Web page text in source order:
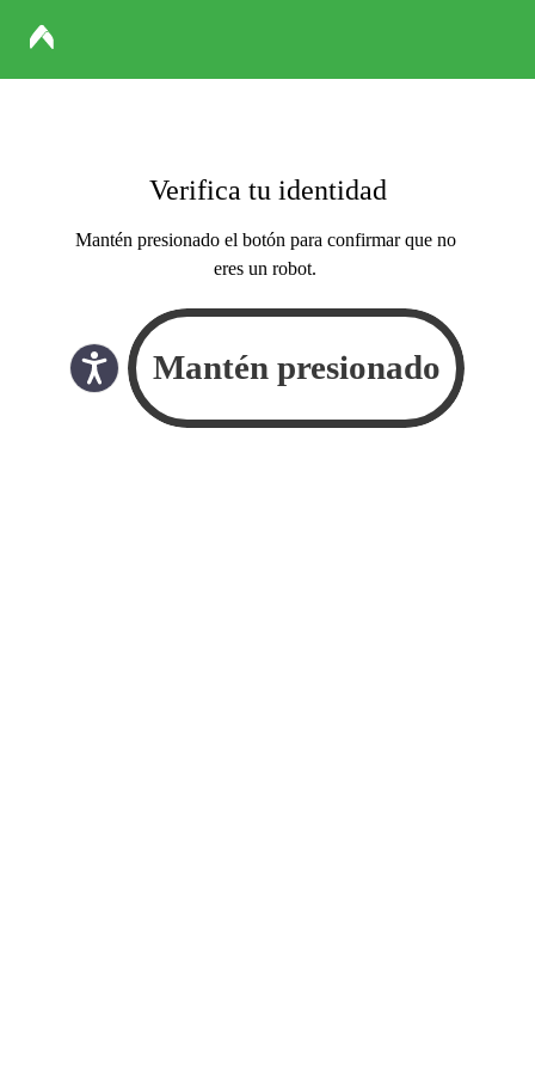
Verifica tu identidad
Mantén presionado el botón para confirmar que no
eres un robot.